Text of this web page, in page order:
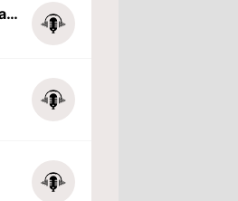
Magnetic (Anytunz Marimba Ringtone)